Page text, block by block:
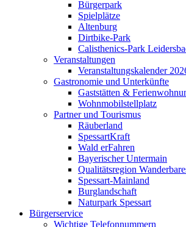
Bürgerpark
Spielplätze
Altenburg
Dirtbike-Park
Calisthenics-Park
Veranstaltungen
Veranstaltungskalender
Gastronomie und Unterkünfte
Gaststätten &
Wohnmobilstellplatz
Partner und Tourismus
Räuberland
SpessartKraft
Wald erFahren
Bayerischer Untermain
Qualitätsregion
Spessart-Mainland
Burglandschaft
Naturpark Spessart
Bürgerservice
Wichtige Telefonnummern